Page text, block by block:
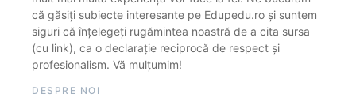
că găsiți subiecte interesante pe Edupedu.ro și suntem
siguri că înțelegeți rugămintea noastră de a cita sursa
(cu link), ca o declarație reciprocă de respect și
profesionalism. Vă mulțumim!
DESPRE NOI